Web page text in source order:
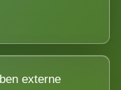
externe